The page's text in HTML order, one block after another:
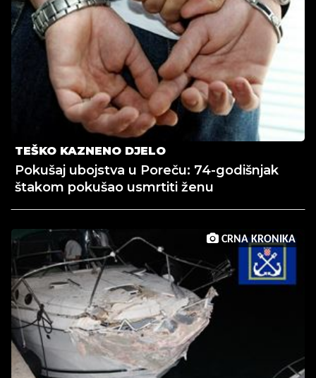
TEŠKO KAZNENO DJELO
Pokušaj ubojstva u Poreču: 74-godišnjak
štakom pokušao usmrtiti ženu
CRNA KRONIKA